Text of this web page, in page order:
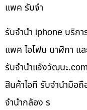
แพค รับจำ
รับจำนำ iphone บริกา
แพค ไอโฟน นาฬิกา แ
รับจํานําแจ้งวัฒนะ
สินค้าไอที รับจำนำมือ
จำนำกล้อง ร